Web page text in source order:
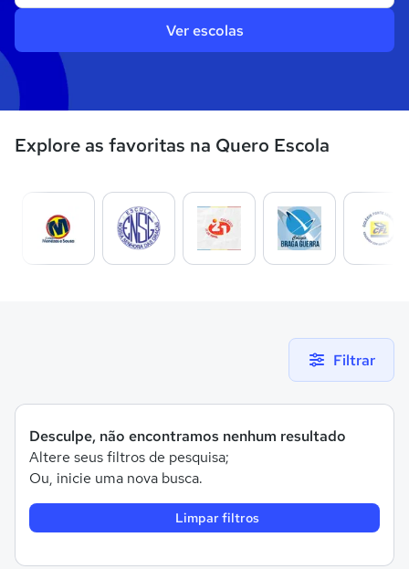
Ver escolas
Explore as favoritas na Quero Escola
Filtrar
Desculpe, não encontramos nenhum resultado
Altere seus filtros de pesquisa;
Ou, inicie uma nova busca.
Limpar filtros